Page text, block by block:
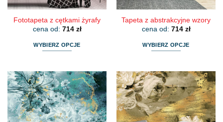
Fototapeta z cętkami żyrafy
cena od: 714 zł
WYBIERZ OPCJE
ma
wiele
wariantów.
Opcje
można
Tapeta z abstrakcyjne wzory
cena od: 714 zł
WYBIERZ OPCJE
ma
wiele
wariantów.
Opcje
można